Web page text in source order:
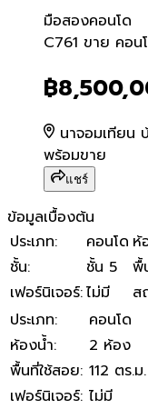
มือสองคอนโด
C761
C761 ขาย คอน
฿
นาจอมเทียน
พร้อมขาย
แชร์
ข้อมูลเบื้องต้น
ประเภท: คอนโด ห้
ชั้น: ชั้น 5 พื้
เฟอร์นิเจอร์:ไม่มี ส
ประเภท: คอนโด
ห้องน้ำ: 2 ห้อง
พื้นที่ใช้สอย: 112 ตร.ม.
เฟอร์นิเจอร์: ไม่มี